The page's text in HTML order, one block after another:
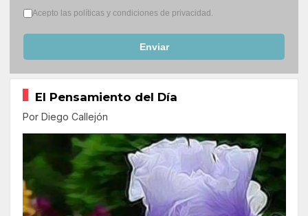
Términos del servicio*
Acepto las políticas y condiciones de privacidad.
Enviar
El Pensamiento del Día
Por Diego Callejón